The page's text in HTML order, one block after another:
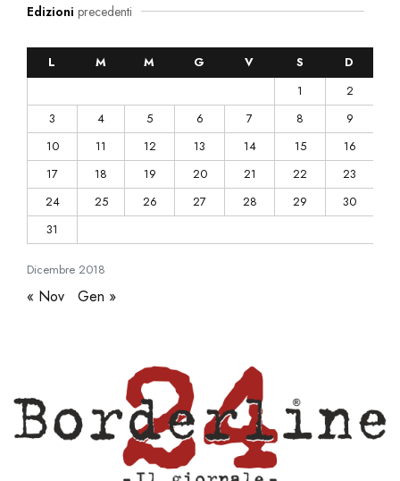
Edizioni precedenti
Dicembre 2018
L M M G V S
D
1
2
3
4 5 6 7 8
9
10
11 12 13 14 15
16
17
18 19 20 21 22
23
24
25 26 27 28 29
30
31
« Nov Gen »